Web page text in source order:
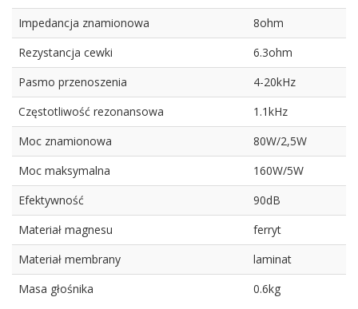
Impedancja znamionowa
8ohm
Rezystancja cewki
6.3ohm
Pasmo przenoszenia
4-20kHz
Częstotliwość rezonansowa
1.1kHz
Moc znamionowa
80W/2,5W
Moc maksymalna
160W/5W
Efektywność
90dB
Materiał magnesu
ferryt
Materiał membrany
laminat
Masa głośnika
0.6kg